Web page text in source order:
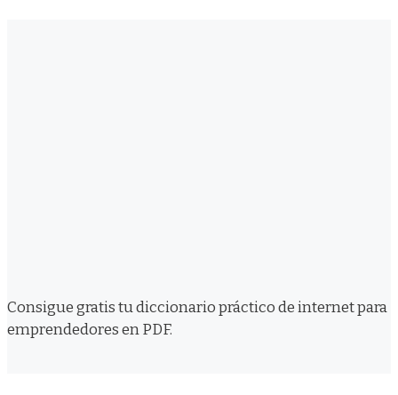
Consigue gratis tu diccionario práctico de internet para
emprendedores en PDF.